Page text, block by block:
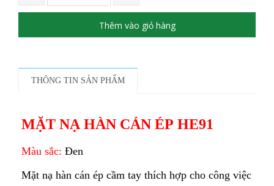
Thêm vào giỏ hàng
THÔNG TIN SẢN PHẨM
MẶT NẠ HÀN CÁN ÉP HE91
Màu sắc: Đen
Mặt nạ hàn cán ép cầm tay thích hợp cho công việc